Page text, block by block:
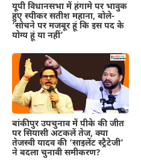
यूपी विधानसभा में हंगामे पर भावुक
हुए स्पीकर सतीश महाना, बोले-
‘सोचने पर मजबूर हूं कि इस पद के
योग्य हूं या नहीं’
बांकीपुर उपचुनाव में पीके की जीत
पर सियासी अटकलें तेज, क्या
तेजस्वी यादव की ‘साइलेंट स्ट्रैटेजी’
ने बदला चुनावी समीकरण?